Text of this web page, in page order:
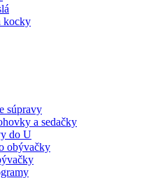
kocky
súpravy
a sedačky
do U
obývačky